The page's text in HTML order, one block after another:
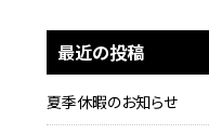
最近の投稿
夏季休暇のお知らせ